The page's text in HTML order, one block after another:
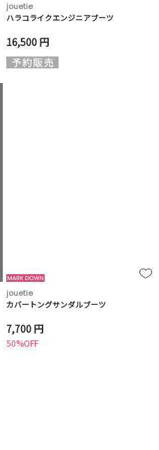
jouetie
ハラコライクエンジニアブーツ
16,500 円
jouetie
カバートングサンダルブーツ
7,700 円
50%OFF